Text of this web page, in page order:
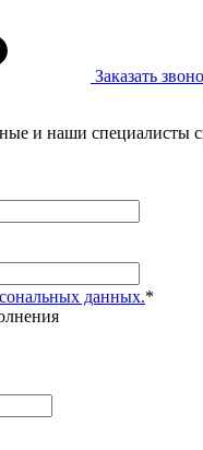
Заказать
и наши специалисты
данных.*